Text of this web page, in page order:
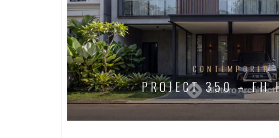
CONTEMPORER
PROJECT 350 – FH